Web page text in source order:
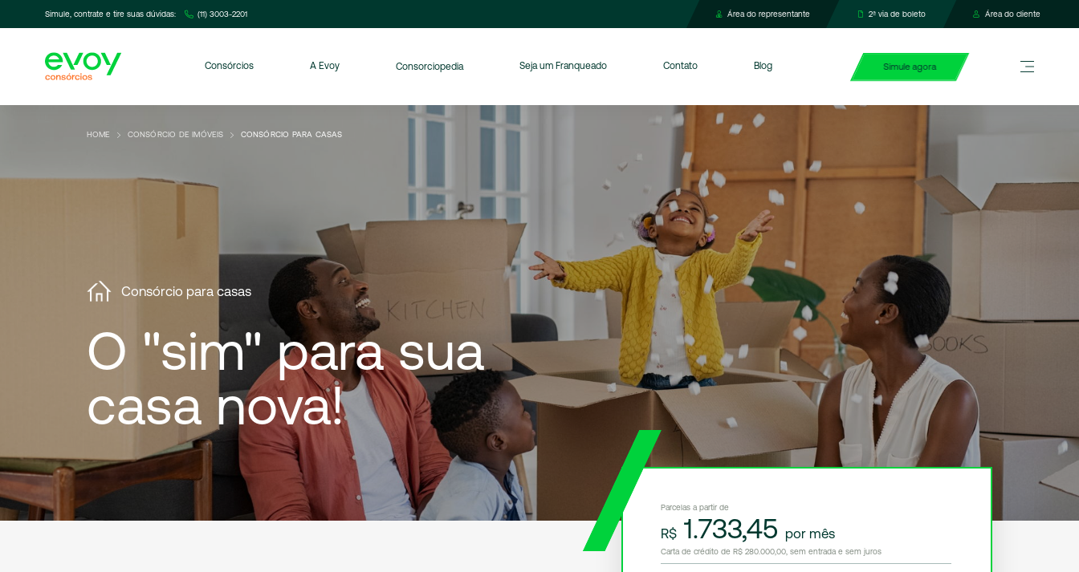
Simule, contrate e tire suas dúvidas: (11) 3003-2201 Área do representante 2ª via de boleto Área do cliente
Consórcios A Evoy Consorciopedia Seja um Franqueado Contato Blog Simule agora
HOME CONSÓRCIO DE IMÓVEIS CONSÓRCIO PARA CASAS
Consórcio para casas
O "sim" para sua
casa nova!
Parcelas a partir de
R$ 1.733,45 por mês
Carta de crédito de R$ 280.000,00, sem entrada e sem juros